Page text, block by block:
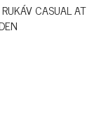
CASUAL AT